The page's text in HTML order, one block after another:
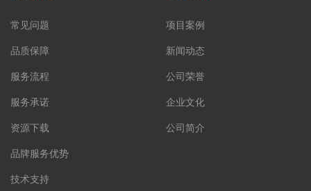
常见问题
品质保障
服务流程
服务承诺
资源下载
品牌服务优势
技术支持
项目案例
新闻动态
公司荣誉
企业文化
公司简介